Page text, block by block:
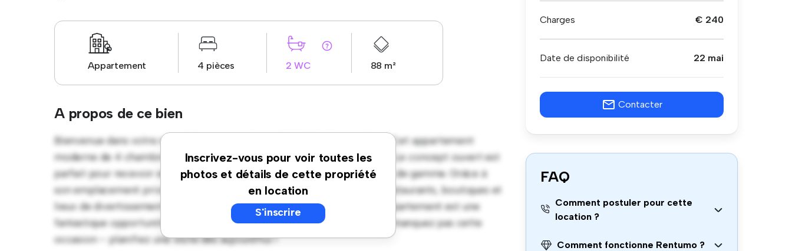
Appartement 4 pièces 2 WC 88 m²
A propos de ce bien
Inscrivez-vous pour voir toutes les
photos et détails de cette propriété
en location
S'inscrire
Bienvenue dans votre nouvelle retraite urbaine à 34080, Montpellier ! Cet appartement
moderne de 4 chambres offre un espace de vie élégant et confortable. Le concept ouvert est
parfait pour recevoir et la cuisine élégante est équipée d'appareils haut de gamme. Grâce à
son emplacement privilégié, vous serez à quelques pas des meilleurs restaurants, boutiques et
lieux de divertissement de la ville. À un prix abordable de € 983, cet appartement est une
fantastique opportunité de profiter de la vie en ville à son meilleur. Ne manquez pas cette
occasion – planifiez une visite dès aujourd'hui !
Charges € 240
Date de disponibilité 22 mai
Contacter
FAQ
Comment postuler pour cette
location ?
Comment fonctionne Rentumo ?